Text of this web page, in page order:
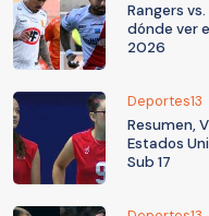
Rangers
dónde ver
2026
Deportes13
Resumen,
Estados
Sub 17